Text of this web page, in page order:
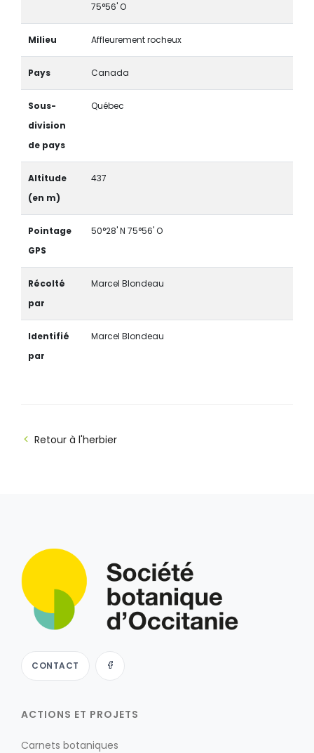
75°56' O
Milieu Affleurement rocheux
Pays Canada
Sous-
division
de pays
Québec
Altitude
(en m)
437
Pointage
GPS
50°28' N 75°56' O
Récolté
par
Marcel Blondeau
Identifié
par
Marcel Blondeau
Retour à l'herbier
CONTACT
ACTIONS ET PROJETS
Carnets botaniques